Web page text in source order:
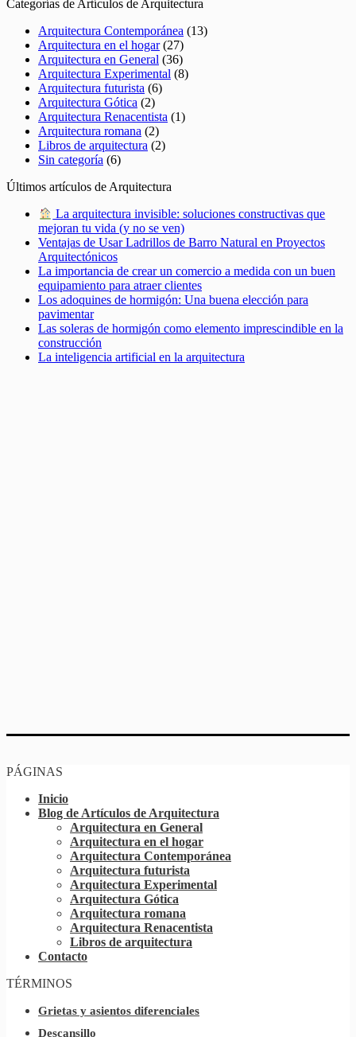
Categorías de Artículos de Arquitectura
Arquitectura Contemporánea (13)
Arquitectura en el hogar(27)
Arquitectura en General (36)
Arquitectura Experimental (8)
Arquitectura futurista (6)
Arquitectura Gótica (2)
Arquitectura Renacentista (1)
Arquitectura romana (2)
Libros de arquitectura (2)
Sin categoría (6)
Últimos artículos de Arquitectura
La arquitectura invisible: soluciones constructivas que
mejoran tu vida (y no se ven)
Ventajas de Usar Ladrillos de Barro Natural en Proyectos
Arquitectónicos
La importancia de crear un comercio a medida con un buen
equipamiento para atraer clientes
Los adoquines de hormigón: Una buena elección para
pavimentar
Las soleras de hormigón como elemento imprescindible en la
construcción
La inteligencia artificial en la arquitectura
PÁGINAS
Inicio
Blog de Artículos de Arquitectura
Arquitectura en General
Arquitectura en el hogar
Arquitectura Contemporánea
Arquitectura futurista
Arquitectura Experimental
Arquitectura Gótica
Arquitectura romana
Arquitectura Renacentista
Libros de arquitectura
Contacto
TÉRMINOS
Grietas y asientos diferenciales
Descansillo